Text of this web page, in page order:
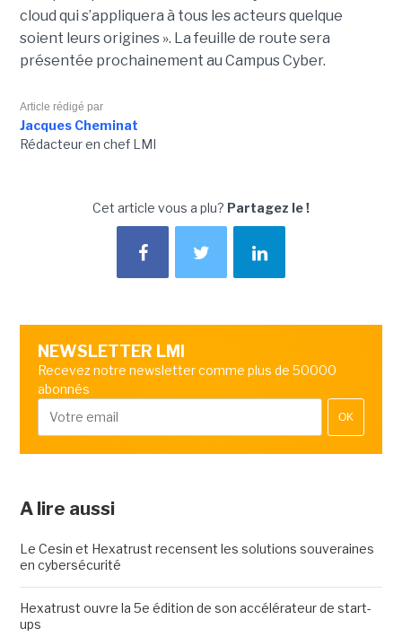
cloud qui s’appliquera à tous les acteurs quelque
soient leurs origines ». La feuille de route sera
présentée prochainement au Campus Cyber.
Article rédigé par
Jacques Cheminat
Rédacteur en chef LMI
Cet article vous a plu? Partagez le !
NEWSLETTER LMI
Recevez notre newsletter comme plus de 50000
abonnés
OK
A lire aussi
Le Cesin et Hexatrust recensent les solutions souveraines
en cybersécurité
Hexatrust ouvre la 5e édition de son accélérateur de start-
ups